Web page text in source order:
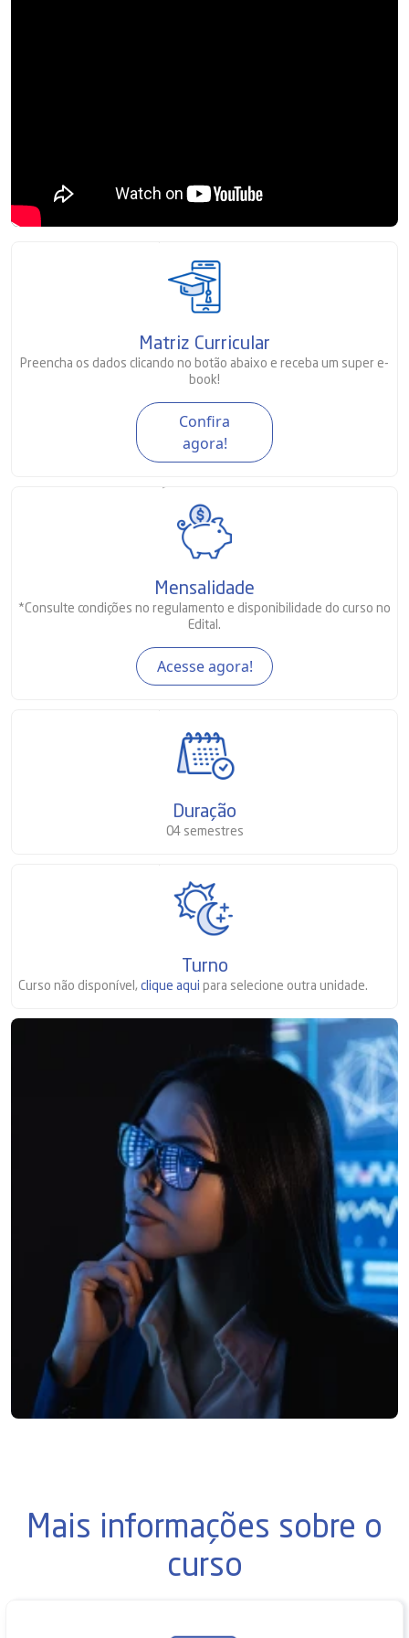
Matriz Curricular
Preencha os dados clicando no botão abaixo e receba um super e-
book!
Confira
agora!
Mensalidade
*Consulte condições no regulamento e disponibilidade do curso no
Edital.
Acesse agora!
Duração
04 semestres
Turno
Curso não disponível, clique aqui para selecione outra unidade.
Mais informações sobre o
curso